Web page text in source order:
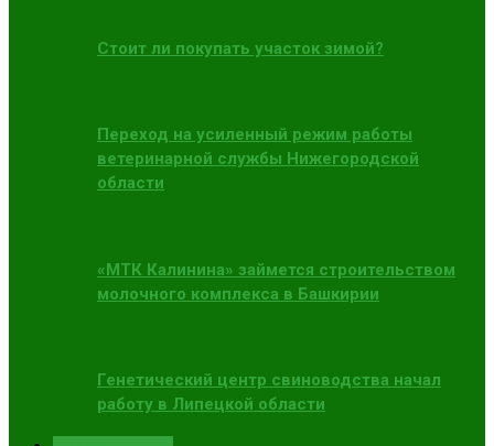
Стоит ли покупать участок зимой?
Переход на усиленный режим работы
ветеринарной службы Нижегородской
области
«МТК Калинина» займется строительством
молочного комплекса в Башкирии
Генетический центр свиноводства начал
работу в Липецкой области